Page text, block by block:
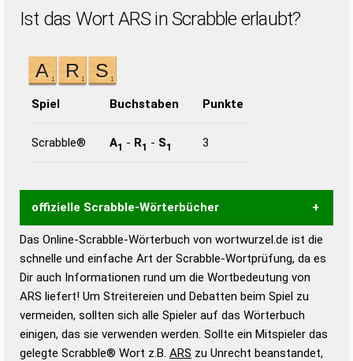
Ist das Wort ARS in Scrabble erlaubt?
Spiel Buchstaben Punkte
Scrabble® A1 - R1 - S1 3
offizielle Scrabble-Wörterbücher
Wortwurzel liefert mit Hilfe eines semantischen
Wortanalyse-Algorithmus gute Anhaltspunkte zu
Wortbedeutung, Worttrennung und Wortform, um die
Gültigkeit eines Wortes für das Scrabble-Spiel zu
bestimmen!
zugelassene Turnier Scrabble-
Wörterbücher sind:
Das Online-Scrabble-Wörterbuch von wortwurzel.de ist die
schnelle und einfache Art der Scrabble-Wortprüfung, da es
Dir auch Informationen rund um die Wortbedeutung von
ARS liefert! Um Streitereien und Debatten beim Spiel zu
vermeiden, sollten sich alle Spieler auf das Wörterbuch
einigen, das sie verwenden werden. Sollte ein Mitspieler das
gelegte Scrabble® Wort z.B. ARS zu Unrecht beanstandet,